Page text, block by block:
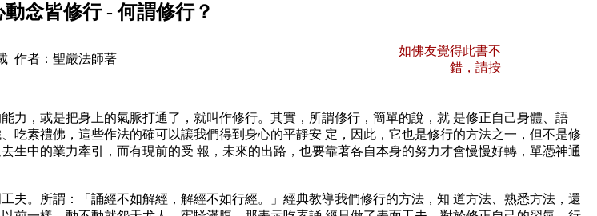
念皆修行 - 何謂修行？
作者：聖嚴法師著
如佛友覺得此書不
錯，請按
，或是把身上的氣脈打通了，就叫作修行。其實，所謂修行，簡單的說，就 是修正自己身體、語
素禮佛，這些作法的確可以讓我們得到身心的平靜安 定，因此，它也是修行的方法之一，但不是修
中的業力牽引，而有現前的受 報，未來的出路，也要靠著各自本身的努力才會慢慢好轉，單憑神通
。所謂：「誦經不如解經，解經不如行經。」經典教導我們修行的方法，知 道方法、熟悉方法，還